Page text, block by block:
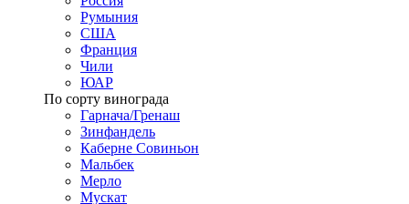
Румыния
США
Франция
Чили
ЮАР
По сорту винограда
Гарнача/Гренаш
Зинфандель
Каберне Совиньон
Мальбек
Мерло
Мускат